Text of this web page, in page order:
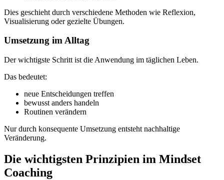
Dies geschieht durch verschiedene Methoden wie Reflexion,
Visualisierung oder gezielte Übungen.
Umsetzung im Alltag
Der wichtigste Schritt ist die Anwendung im täglichen Leben.
Das bedeutet:
neue Entscheidungen treffen
bewusst anders handeln
Routinen verändern
Nur durch konsequente Umsetzung entsteht nachhaltige
Veränderung.
Die wichtigsten Prinzipien im Mindset
Coaching